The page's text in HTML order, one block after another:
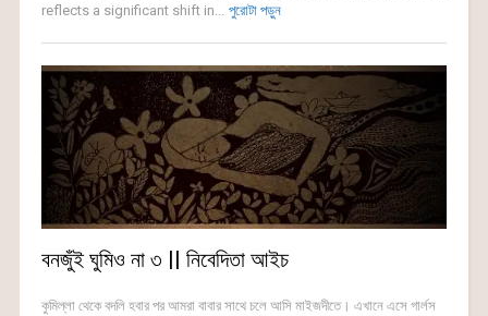
reflects a significant shift in... পুরোটা পড়ুন
বনজুঁই ঘুমিও না ৩ || নিবেদিতা আইচ
কুমিল্লা থেকে বদলি হবার পর আমরা বাবার সাথে চলে আসি মাইজদীতে। এখানে এসে গার্লস